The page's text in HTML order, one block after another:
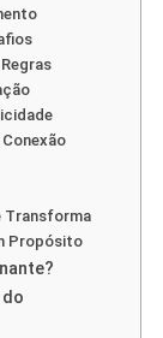
Transforma
Propósito